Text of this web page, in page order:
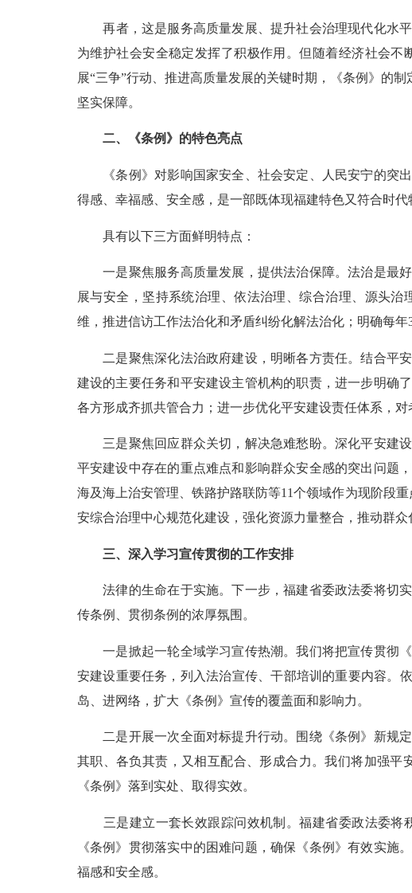
再者，这是服务高质量发展、提升社会治理现代化水平
为维护社会安全稳定发挥了积极作用。但随着经济社会
展“三争”行动、推进高质量发展的关键时期，《条例》的
坚实保障。
二、《条例》的特色亮点
《条例》对影响国家安全、社会安定、人民安宁的突出
得感、幸福感、安全感，是一部既体现福建特色又符合时代
具有以下三方面鲜明特点：
一是聚焦服务高质量发展，提供法治保障。法治是最好
展与安全，坚持系统治理、依法治理、综合治理、源头
维，推进信访工作法治化和矛盾纠纷化解法治化；明确每
二是聚焦深化法治政府建设，明晰各方责任。结合平安
建设的主要任务和平安建设主管机构的职责，进一步明确
各方形成齐抓共管合力；进一步优化平安建设责任体系，
三是聚焦回应群众关切，解决急难愁盼。深化平安建设
平安建设中存在的重点难点和影响群众安全感的突出问题
海及海上治安管理、铁路护路联防等11个领域作为现阶段
安综合治理中心规范化建设，强化资源力量整合，推动群众
三、深入学习宣传贯彻的工作安排
法律的生命在于实施。下一步，福建省委政法委将切实
传条例、贯彻条例的浓厚氛围。
一是掀起一轮全域学习宣传热潮。我们将把宣传贯彻《
安建设重要任务，列入法治宣传、干部培训的重要内容。
岛、进网络，扩大《条例》宣传的覆盖面和影响力。
二是开展一次全面对标提升行动。围绕《条例》新规定
其职、各负其责，又相互配合、形成合力。我们将加强平
《条例》落到实处、取得实效。
三是建立一套长效跟踪问效机制。福建省委政法委将
《条例》贯彻落实中的困难问题，确保《条例》有效实
福感和安全感。